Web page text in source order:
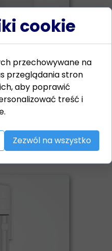
Handy 1500W
LIFE
On/Off
cookie
przechowywane na
przeglądania stron
aby poprawić
treść i
Zezwól na wszystko